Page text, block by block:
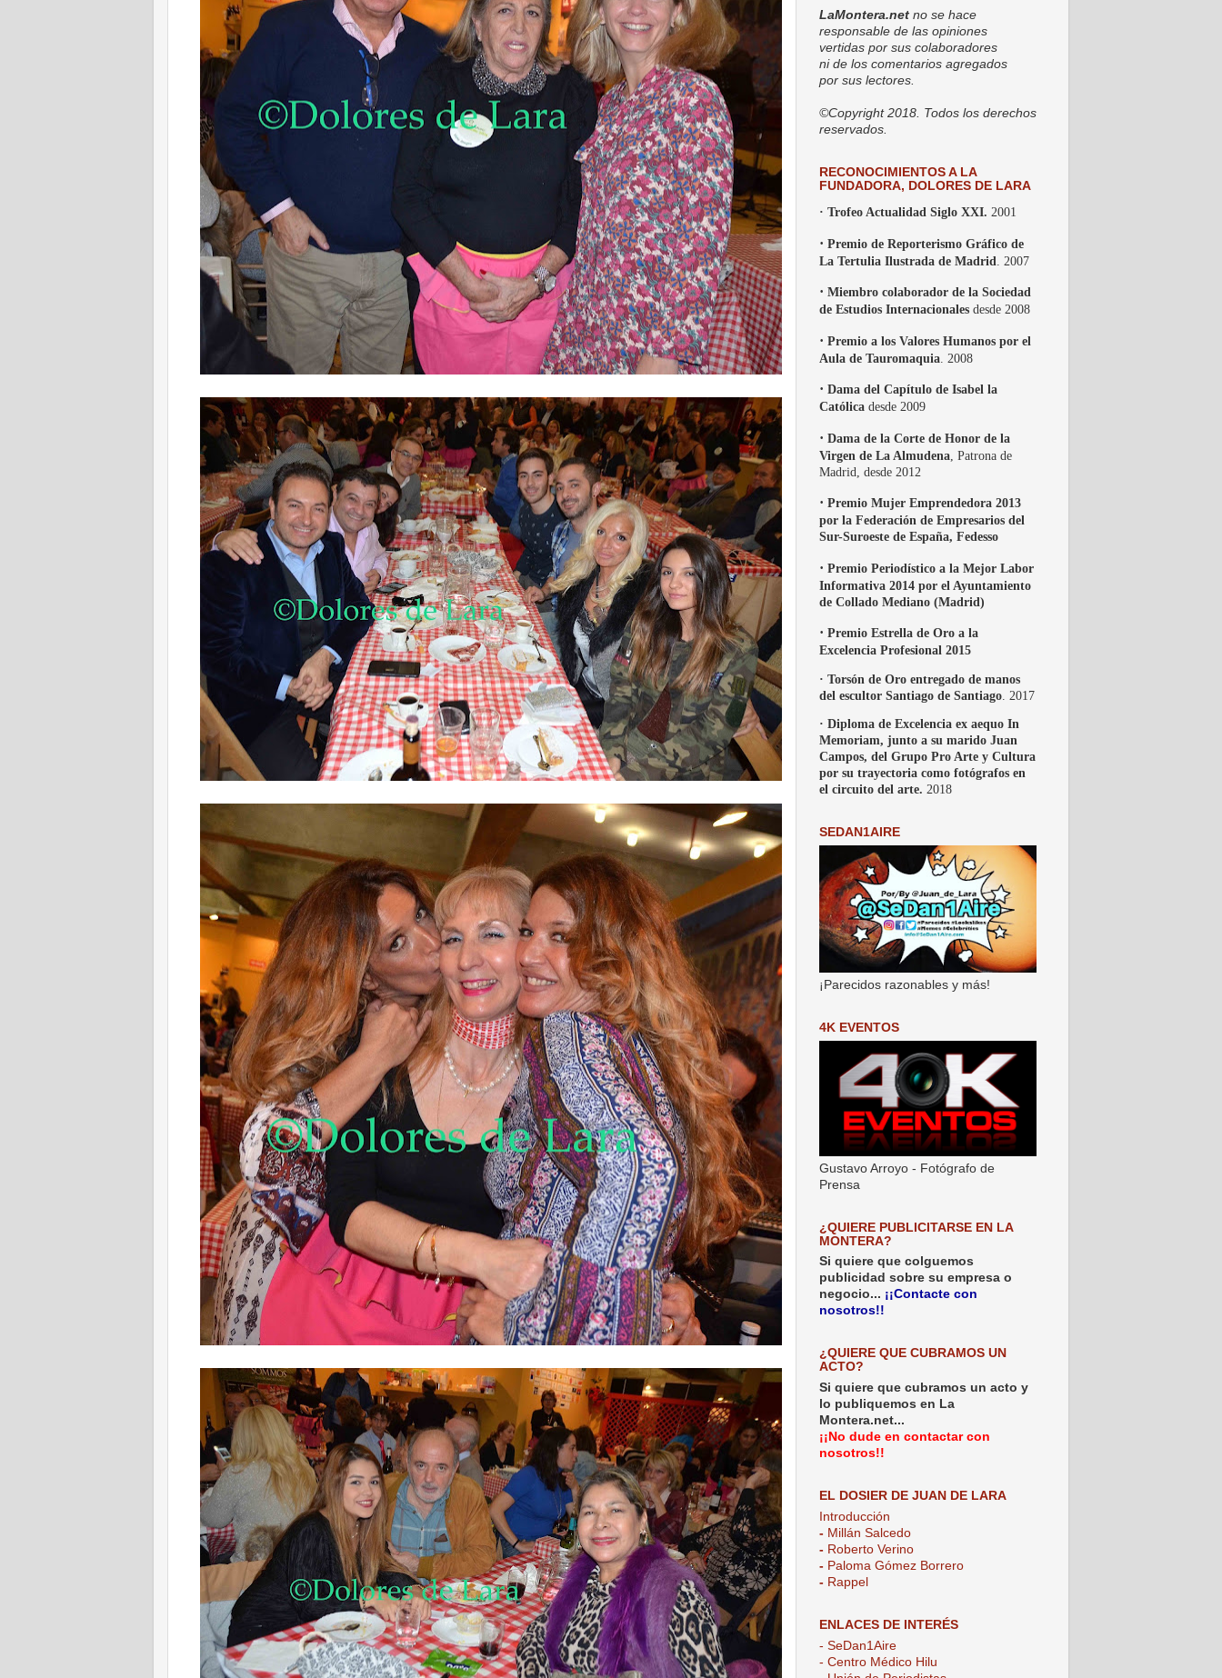
LaMontera.net no se hace
responsable de las opiniones
vertidas por sus colaboradores
ni de los comentarios agregados
por sus lectores.
©Copyright 2018. Todos los derechos
reservados.
RECONOCIMIENTOS A LA
FUNDADORA, DOLORES DE LARA
· Trofeo Actualidad Siglo XXI. 2001
· Premio de Reporterismo Gráfico de
La Tertulia Ilustrada de Madrid . 2007
· Miembro colaborador de la Sociedad
de Estudios Internacionales desde 2008
· Premio a los Valores Humanos por el
Aula de Tauromaquia . 2008
· Dama del Capítulo de Isabel la
Católica desde 2009
· Dama de la Corte de Honor de la
Virgen de La Almudena , Patrona de
Madrid, desde 2012
· Premio Mujer Emprendedora 2013
por la Federación de Empresarios del
Sur-Suroeste de España, Fedesso
· Premio Periodístico a la Mejor Labor
Informativa 2014 por el Ayuntamiento
de Collado Mediano (Madrid)
· Premio Estrella de Oro a la
Excelencia Profesional 2015
· Torsón de Oro entregado de manos
del escultor Santiago de Santiago . 2017
· Diploma de Excelencia ex aequo In
Memoriam, junto a su marido Juan
Campos, del Grupo Pro Arte y Cultura
por su trayectoria como fotógrafos en
el circuito del arte. 2018
SEDAN1AIRE
¡Parecidos razonables y más!
4K EVENTOS
Gustavo Arroyo - Fotógrafo de
Prensa
¿QUIERE PUBLICITARSE EN LA
MONTERA?
Si quiere que colguemos
publicidad sobre su empresa o
negocio... ¡¡Contacte con
nosotros!!
¿QUIERE QUE CUBRAMOS UN
ACTO?
Si quiere que cubramos un acto y
lo publiquemos en La
Montera.net...
¡¡No dude en contactar con
nosotros!!
EL DOSIER DE JUAN DE LARA
Introducción
- Millán Salcedo
- Roberto Verino
- Paloma Gómez Borrero
- Rappel
ENLACES DE INTERÉS
- SeDan1Aire
- Centro Médico Hilu